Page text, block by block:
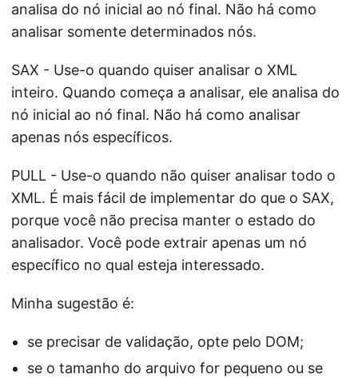
analisa do nó inicial ao nó final. Não há como
analisar somente determinados nós.
SAX - Use-o quando quiser analisar o XML
inteiro. Quando começa a analisar, ele analisa do
nó inicial ao nó final. Não há como analisar
apenas nós específicos.
PULL - Use-o quando não quiser analisar todo o
XML. É mais fácil de implementar do que o SAX,
porque você não precisa manter o estado do
analisador. Você pode extrair apenas um nó
específico no qual esteja interessado.
Minha sugestão é:
se precisar de validação, opte pelo DOM;
se o tamanho do arquivo for pequeno ou se